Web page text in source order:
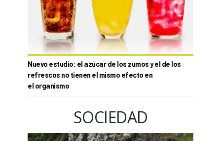
Nuevo estudio: el azúcar de los zumos y el de los
refrescos no tienen el mismo efecto en
el organismo
SOCIEDAD